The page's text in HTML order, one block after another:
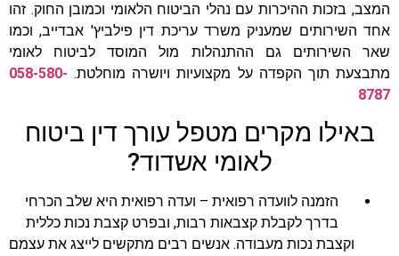
המצב, בזכות ההיכרות עם נהלי הביטוח הלאומי וכמובן החוק. זהו
אחד השירותים שמעניק משרד עריכת דין פילביץ' אבדייב, וכמו
שאר השירותים גם ההתנהלות מול המוסד לביטוח לאומי
מתבצעת תוך הקפדה על מקצועיות ויושרה מוחלטת. 058-580-
8787
באילו מקרים מטפל עורך דין ביטוח
לאומי אשדוד?
הזמנה לוועדה רפואית – ועדה רפואית היא שלב הכרחי
בדרך לקבלת קצבאות רבות, ובפרט קצבת נכות כללית
וקצבת נכות מעבודה. אנשים רבים מתקשים לייצג את עצמם